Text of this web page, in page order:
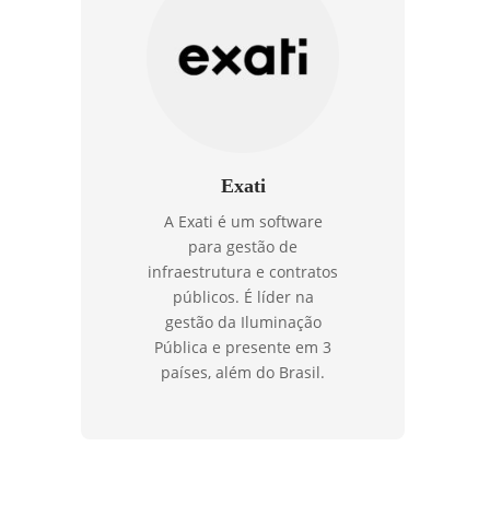
Exati
A Exati é um software
para gestão de
infraestrutura e contratos
públicos. É líder na
gestão da Iluminação
Pública e presente em 3
países, além do Brasil.